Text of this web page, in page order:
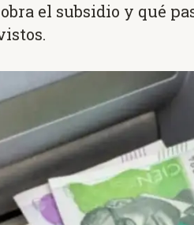
el subsidio y qué